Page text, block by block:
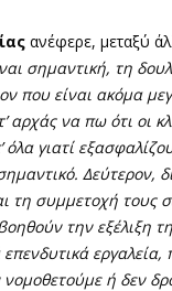
ανέφερε, μεταξύ
σημαντική, τη
που είναι ακόμα
να πω ότι οι
γιατί
Δεύτερον,
τη συμμετοχή τους
την εξέλιξη
ή δεν